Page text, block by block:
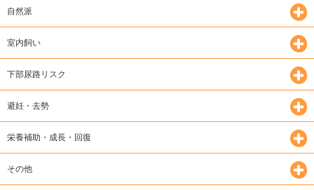
自然派
室内飼い
下部尿路リスク
避妊・去勢
栄養補助・成長・回復
その他